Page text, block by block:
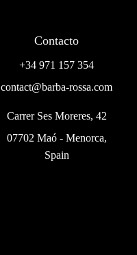
Contacto
+34 971 157 354
contact@barba-rossa.com
Carrer Ses Moreres, 42
07702 Maó - Menorca,
Spain